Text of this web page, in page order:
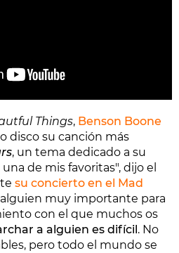
Things, Benson Boone
disco su canción más
, un tema dedicado a su
una de mis favoritas", dijo el
su concierto en el Mad
alguien muy importante para
con el que muchos os
a alguien es difícil . No
pero todo el mundo se